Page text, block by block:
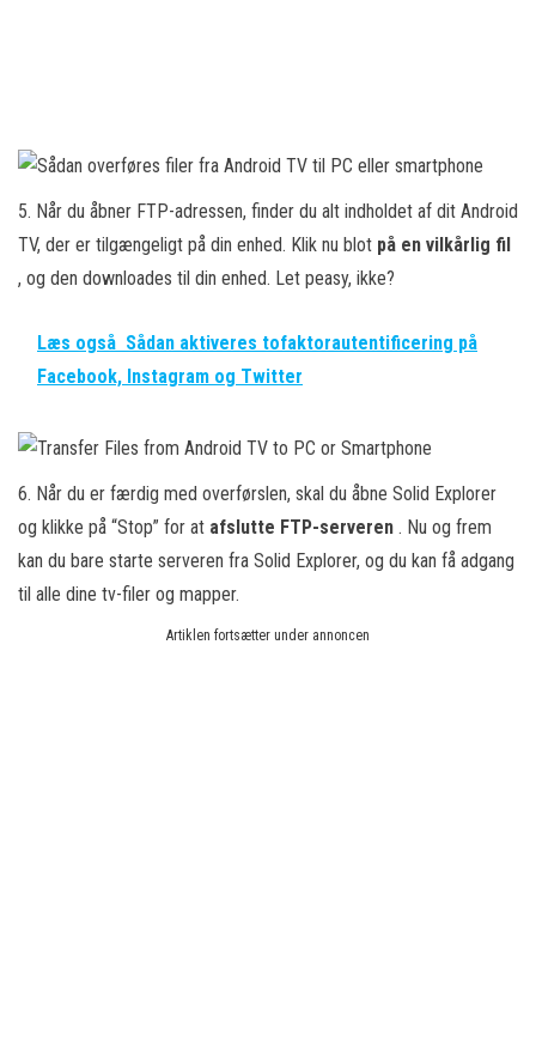
5. Når du åbner FTP-adressen, finder du alt indholdet af dit Android
TV, der er tilgængeligt på din enhed. Klik nu blot på en vilkårlig fil
, og den downloades til din enhed. Let peasy, ikke?
Læs også Sådan aktiveres tofaktorautentificering på
Facebook, Instagram og Twitter
6. Når du er færdig med overførslen, skal du åbne Solid Explorer
og klikke på “Stop” for at afslutte FTP-serveren . Nu og frem
kan du bare starte serveren fra Solid Explorer, og du kan få adgang
til alle dine tv-filer og mapper.
Artiklen fortsætter under annoncen